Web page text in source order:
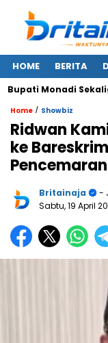
HOME BERITA
Monadi
Home / Showbiz
Ridwan
ke
Britainaja
-
Sabtu, 19 April